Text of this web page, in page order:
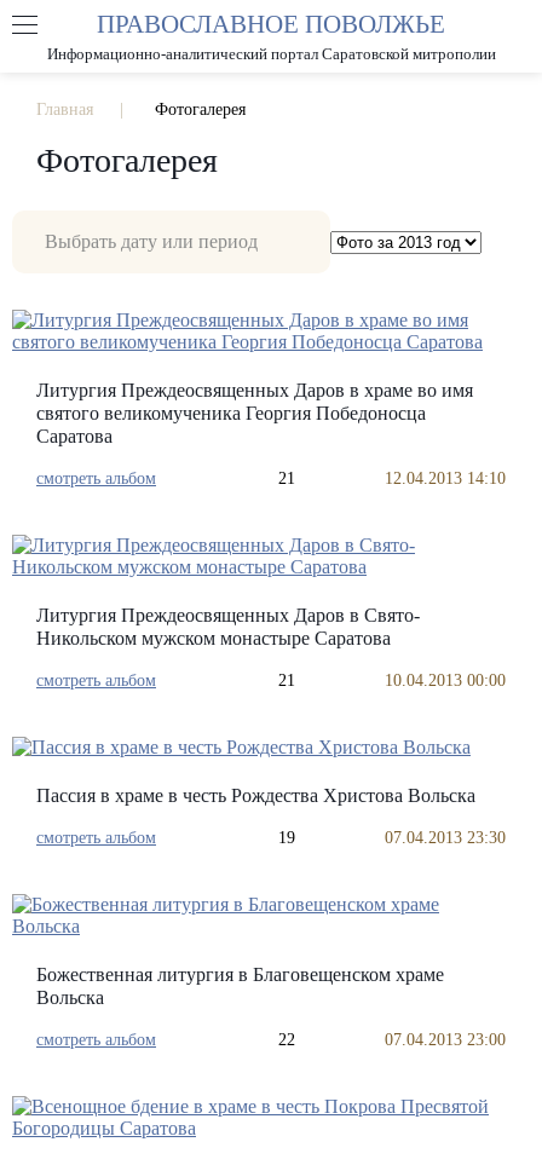
РАЗМЕР ШРИФТА А А
ПРАВОСЛАВНОЕ ПОВОЛЖЬЕ
Информационно-аналитический портал Саратовской митрополии
Главная Фотогалерея
Фотогалерея
Литургия Преждеосвященных Даров в храме во имя
святого великомученика Георгия Победоносца
Саратова
смотреть альбом 21 12.04.2013 14:10
Литургия Преждеосвященных Даров в Свято-
Никольском мужском монастыре Саратова
смотреть альбом 21 10.04.2013 00:00
Пассия в храме в честь Рождества Христова Вольска
смотреть альбом 19 07.04.2013 23:30
Божественная литургия в Благовещенском храме
Вольска
смотреть альбом 22 07.04.2013 23:00